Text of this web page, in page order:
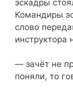
эскадры
Командиры
слово
инструктора
— зачёт не
поняли, то